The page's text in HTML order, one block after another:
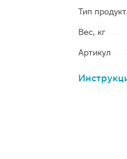
Тип
Вес, кг
Артикул